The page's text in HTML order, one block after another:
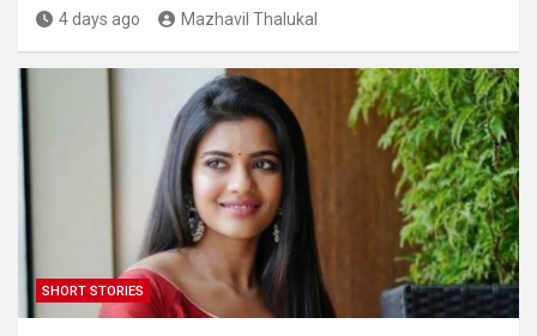
4 days ago Mazhavil Thalukal
SHORT STORIES